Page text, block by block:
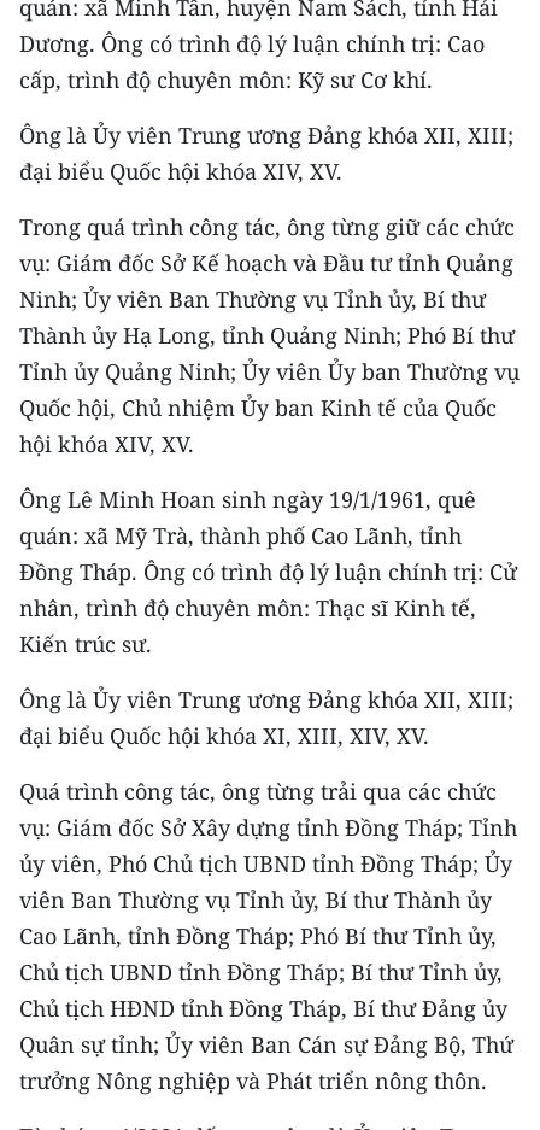
Media Xã hội
Media Pháp luật
Media Thế giới
Media Thể thao
Media Giáo dục
Media Y tế
Media Khoa học - Công nghệ
Media Môi trường
Infographic
TIN MỚI
Trung du và miền núi phía Bắc
Đồng bằng sông Hồng
Bắc Trung Bộ
Duyên hải Nam Trung Bộ và Tây
Nguyên
Đông Nam Bộ
Đồng bằng sông Cửu Long
Chuyên trang Hà Nội
quán: xã Minh Tân, huyện Nam Sách, tỉnh Hải
Dương. Ông có trình độ lý luận chính trị: Cao
cấp, trình độ chuyên môn: Kỹ sư Cơ khí.
Ông là Ủy viên Trung ương Đảng khóa XII, XIII;
đại biểu Quốc hội khóa XIV, XV.
Trong quá trình công tác, ông từng giữ các chức
vụ: Giám đốc Sở Kế hoạch và Đầu tư tỉnh Quảng
Ninh; Ủy viên Ban Thường vụ Tỉnh ủy, Bí thư
Thành ủy Hạ Long, tỉnh Quảng Ninh; Phó Bí thư
Tỉnh ủy Quảng Ninh; Ủy viên Ủy ban Thường vụ
Quốc hội, Chủ nhiệm Ủy ban Kinh tế của Quốc
hội khóa XIV, XV.
Ông Lê Minh Hoan sinh ngày 19/1/1961, quê
quán: xã Mỹ Trà, thành phố Cao Lãnh, tỉnh
Đồng Tháp. Ông có trình độ lý luận chính trị: Cử
nhân, trình độ chuyên môn: Thạc sĩ Kinh tế,
Kiến trúc sư.
Ông là Ủy viên Trung ương Đảng khóa XII, XIII;
đại biểu Quốc hội khóa XI, XIII, XIV, XV.
Quá trình công tác, ông từng trải qua các chức
vụ: Giám đốc Sở Xây dựng tỉnh Đồng Tháp; Tỉnh
ủy viên, Phó Chủ tịch UBND tỉnh Đồng Tháp; Ủy
viên Ban Thường vụ Tỉnh ủy, Bí thư Thành ủy
Cao Lãnh, tỉnh Đồng Tháp; Phó Bí thư Tỉnh ủy,
Chủ tịch UBND tỉnh Đồng Tháp; Bí thư Tỉnh ủy,
Chủ tịch HĐND tỉnh Đồng Tháp, Bí thư Đảng ủy
Quân sự tỉnh; Ủy viên Ban Cán sự Đảng Bộ, Thứ
trưởng Nông nghiệp và Phát triển nông thôn.